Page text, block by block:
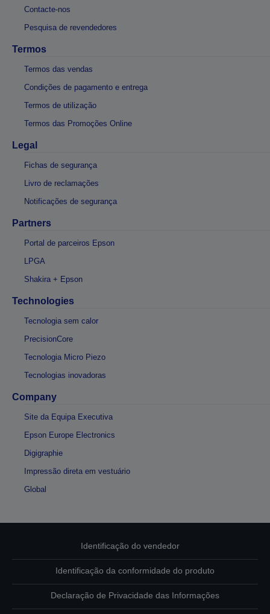
Contacte-nos
Pesquisa de revendedores
Termos
Termos das vendas
Condições de pagamento e entrega
Termos de utilização
Termos das Promoções Online
Legal
Fichas de segurança
Livro de reclamações
Notificações de segurança
Partners
Portal de parceiros Epson
LPGA
Shakira + Epson
Technologies
Tecnologia sem calor
PrecisionCore
Tecnologia Micro Piezo
Tecnologias inovadoras
Company
Site da Equipa Executiva
Epson Europe Electronics
Digigraphie
Impressão direta em vestuário
Global
Identificação do vendedor
Identificação da conformidade do produto
Declaração de Privacidade das Informações